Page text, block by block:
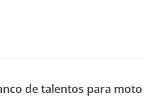
de talentos para